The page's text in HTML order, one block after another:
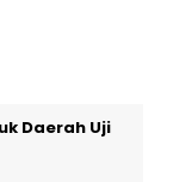
Daerah Uji